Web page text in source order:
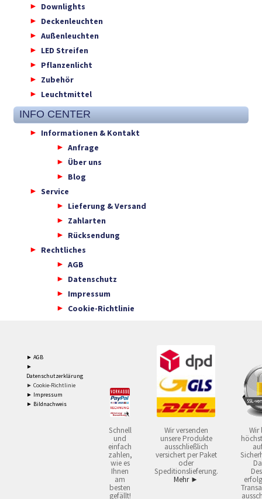
Downlights
Deckenleuchten
Außenleuchten
LED Streifen
Pflanzenlicht
Zubehör
Leuchtmittel
INFO CENTER
Informationen & Kontakt
Anfrage
Über uns
Blog
Service
Lieferung & Versand
Zahlarten
Rücksendung
Rechtliches
AGB
Datenschutz
Impressum
Cookie-Richtlinie
► AGB
►
Datenschutzerklärung
► Cookie-Richtlinie
► Impressum
► Bildnachweis
Schnell
und
einfach
zahlen,
wie es
Ihnen
am
besten
gefällt!
Wir versenden
unsere Produkte
ausschließlich
versichert per Paket
oder
Speditionslieferung.
Mehr ►
Wir